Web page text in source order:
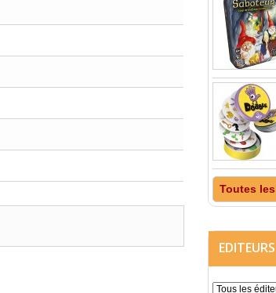
Toutes
EDITEURS